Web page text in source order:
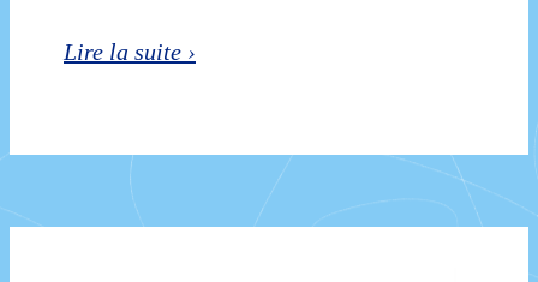
Albert
Guilloux,
Lire la suite ›